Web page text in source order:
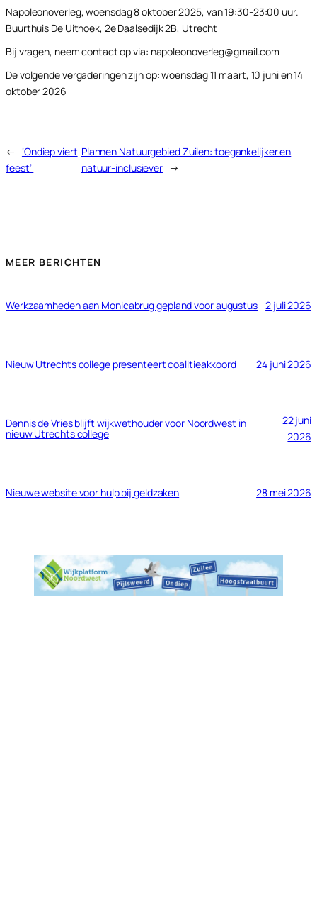
Napoleonoverleg, woensdag 8 oktober 2025, van 19:30-23:00 uur.
Buurthuis De Uithoek, 2e Daalsedijk 2B, Utrecht
Bij vragen, neem contact op via: napoleonoverleg@gmail.com
De volgende vergaderingen zijn op: woensdag 11 maart, 10 juni en 14
oktober 2026
←
‘Ondiep viert
feest’
Plannen Natuurgebied Zuilen: toegankelijker en
natuur-inclusiever →
MEER BERICHTEN
Werkzaamheden aan Monicabrug gepland voor augustus 2 juli 2026
Nieuw Utrechts college presenteert coalitieakkoord 24 juni 2026
Dennis de Vries blijft wijkwethouder voor Noordwest in
nieuw Utrechts college
22 juni
2026
Nieuwe website voor hulp bij geldzaken 28 mei 2026